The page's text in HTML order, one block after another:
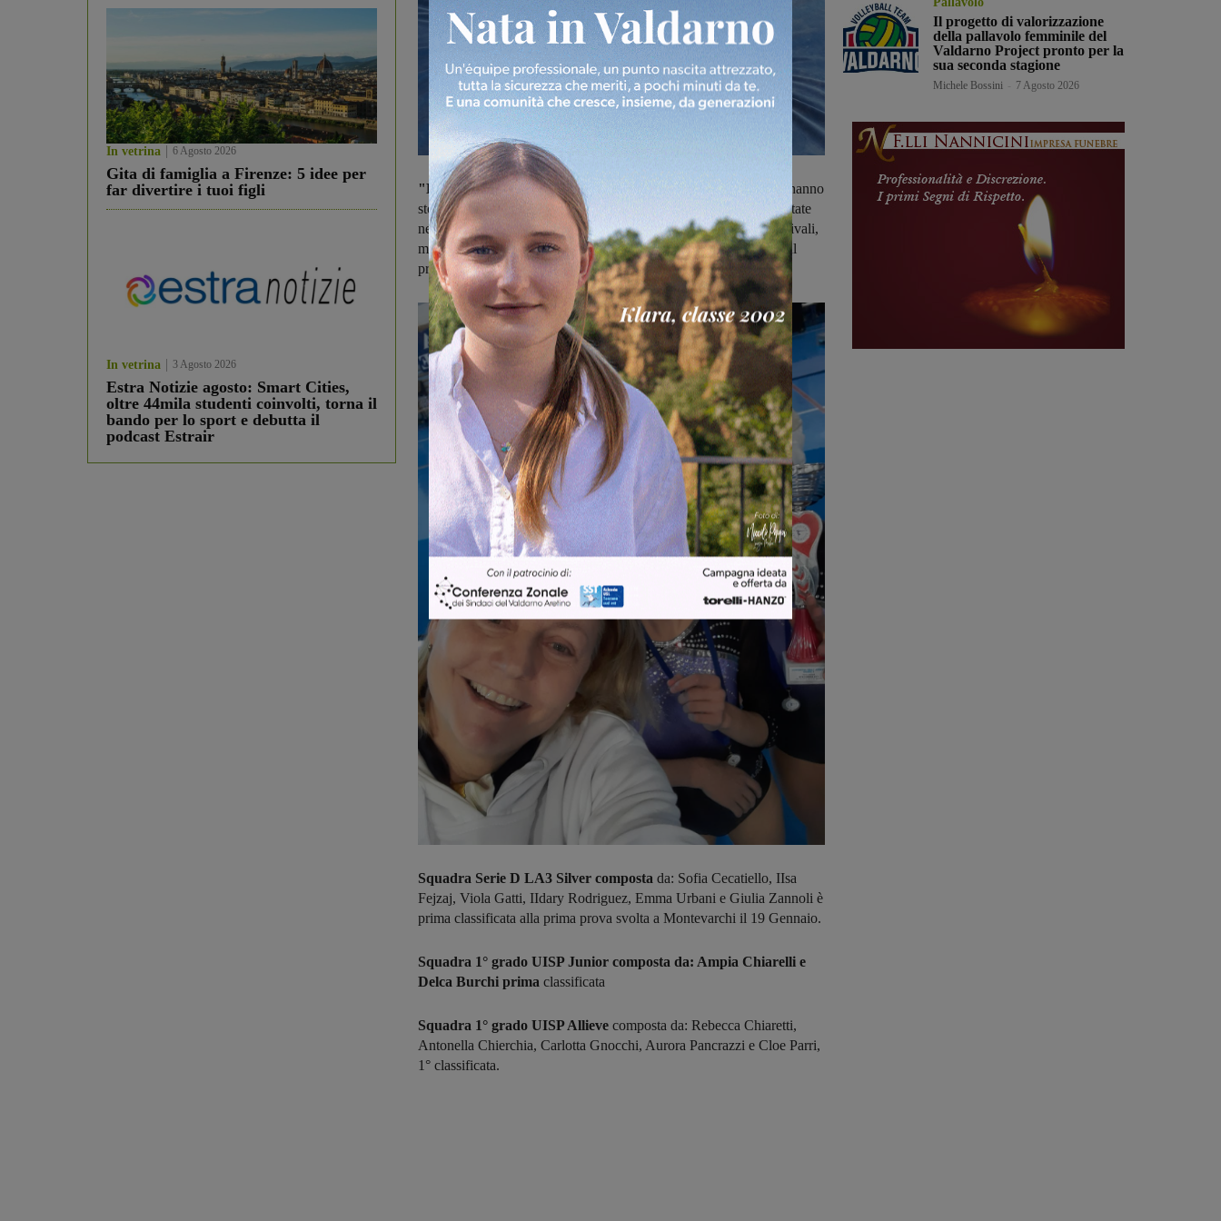
In vetrina 6 Agosto 2026
Gita di famiglia a Firenze: 5 idee per
far divertire i tuoi figli
In vetrina 3 Agosto 2026
Estra Notizie agosto: Smart Cities,
oltre 44mila studenti coinvolti, torna il
bando per lo sport e debutta il
podcast Estrair
"Le squadre Aurora impegnate nelle rispettive competizioni
hanno
storie diverse, categorie diverse, e strade diverse che le hanno portate
nei palazzetti della Toscana dove si sono confrontate con le loro rivali,
ma qualcosa le accomuna, tutte le squadre sono riuscite a salire sul
primo gradino del podio".
Squadra Serie D LA3 Silver composta da: Sofia Cecatiello, IIsa
Fejzaj, Viola Gatti, IIdary Rodriguez, Emma Urbani e Giulia Zannoli è
prima classificata alla prima prova svolta a Montevarchi il 19 Gennaio.
Squadra 1° grado UISP Junior composta da: Ampia Chiarelli e
Delca Burchi prima classificata
Squadra 1° grado UISP Allieve composta da: Rebecca Chiaretti,
Antonella Chierchia, Carlotta Gnocchi, Aurora Pancrazzi e Cloe Parri,
1° classificata.
Il progetto di valorizzazione
della pallavolo femminile del
Valdarno Project pronto per la
sua seconda stagione
Michele Bossini 7 Agosto 2026